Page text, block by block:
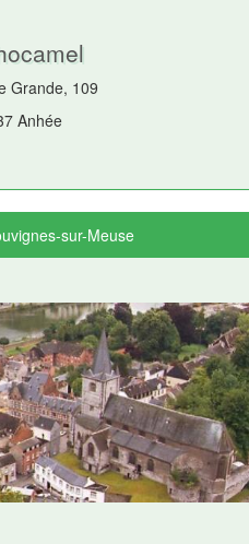
Grande, 109
Anhée
sur-Meuse